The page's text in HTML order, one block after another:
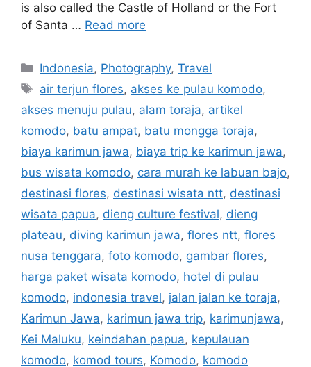
is also called the Castle of Holland or the Fort
of Santa … Read more
Indonesia, Photography,Travel
air terjun flores, akses ke pulau komodo,
akses menuju pulau, alam toraja, artikel
komodo, batu ampat, batu mongga toraja,
biaya karimun jawa, biaya trip ke karimun jawa,
bus wisata komodo, cara murah ke labuan bajo,
destinasi flores, destinasi wisata ntt, destinasi
wisata papua, dieng culture festival, dieng
plateau, diving karimun jawa, flores ntt, flores
nusa tenggara, foto komodo, gambar flores,
harga paket wisata komodo, hotel di pulau
komodo, indonesia travel, jalan jalan ke toraja,
Karimun Jawa, karimun jawa trip, karimunjawa,
Kei Maluku, keindahan papua, kepulauan
komodo, komod tours, Komodo, komodo